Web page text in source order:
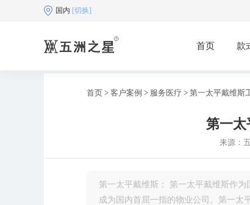
国内 [切换]
首页 款
首页 > 客户案例 > 服务医疗 > 第一太平戴维斯
第一太
来源：
第一太平戴维斯： 第一太平戴维斯作
成为国内首屈一指的物业公司。第一太